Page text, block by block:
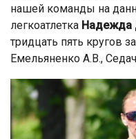
нашей команды на
легкоатлетка Надежда
тридцать пять кругов за
Емельяненко А.В.,